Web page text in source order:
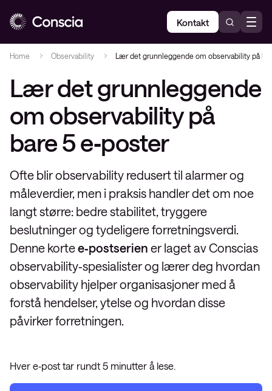
Kontakt
Home Observability Lær det grunnleggende om observability på
Lær det grunnleggende
om observability på
bare 5 e‑poster
Ofte blir observability redusert til alarmer og
måleverdier, men i praksis handler det om noe
langt større: bedre stabilitet, tryggere
beslutninger og tydeligere forretningsverdi.
Denne kortee‑postserien er laget av Conscias
observability‑spesialister og lærer deg hvordan
observability hjelper organisasjoner med å
forstå hendelser, ytelse og hvordan disse
påvirker forretningen.
Hver e‑post tar rundt 5 minutter å lese.